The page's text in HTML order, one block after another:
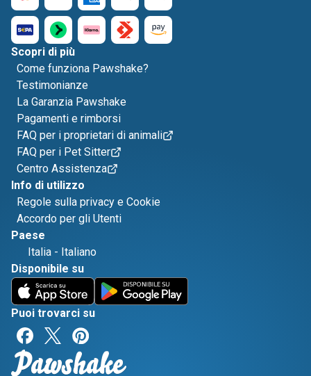
Scopri di più
Come funziona Pawshake?
Testimonianze
La Garanzia Pawshake
Pagamenti e rimborsi
FAQ per i proprietari di animali
FAQ per i Pet Sitter
Centro Assistenza
Info di utilizzo
Regole sulla privacy e Cookie
Accordo per gli Utenti
Paese
Italia - Italiano
Disponibile su
Puoi trovarci su